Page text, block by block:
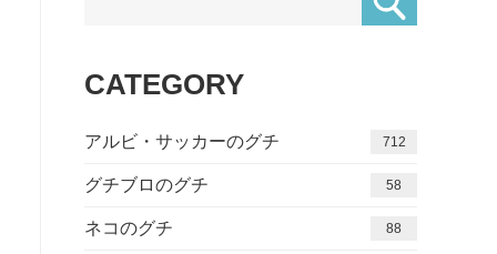
CATEGORY
アルビ・サッカーのグチ 712
グチブロのグチ 58
ネコのグチ 88